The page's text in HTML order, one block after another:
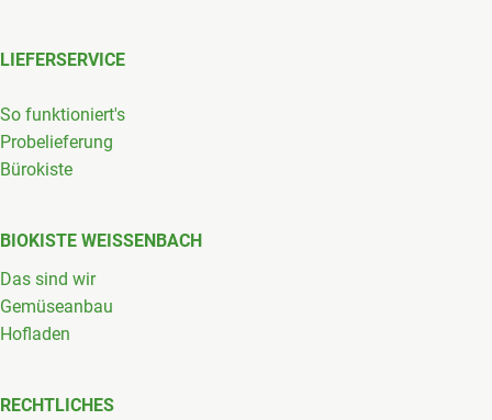
LIEFERSERVICE
So funktioniert's
Probelieferung
Bürokiste
BIOKISTE WEISSENBACH
Das sind wir
Gemüseanbau
Hofladen
RECHTLICHES